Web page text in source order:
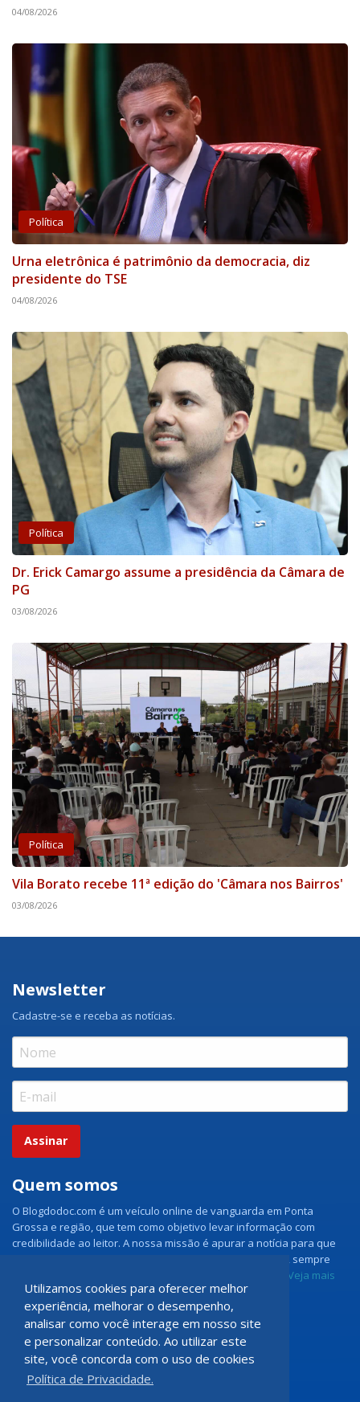
Utilizamos cookies para oferecer melhor
experiência, melhorar o desempenho,
analisar como você interage em nosso site
e personalizar conteúdo. Ao utilizar este
site, você concorda com o uso de cookies
Política de Privacidade.
04/08/2026
Política
Urna eletrônica é patrimônio da democracia, diz
presidente do TSE
04/08/2026
Política
Dr. Erick Camargo assume a presidência da Câmara de
PG
03/08/2026
Política
Vila Borato recebe 11ª edição do 'Câmara nos Bairros'
03/08/2026
Newsletter
Cadastre-se e receba as notícias.
Assinar
Quem somos
O Blogdodoc.com é um veículo online de vanguarda em Ponta
Grossa e região, que tem como objetivo levar informação com
credibilidade ao leitor. A nossa missão é apurar a notícia para que
nossos leitores tenham acesso aos fatos como eles são, sempre
Veja mais
Grupo Doc.com
Rua Rio de Janeiro, 150 - Sala 102
CEP: 84070-060 - Nova Rússia
Ponta Grossa \ PR